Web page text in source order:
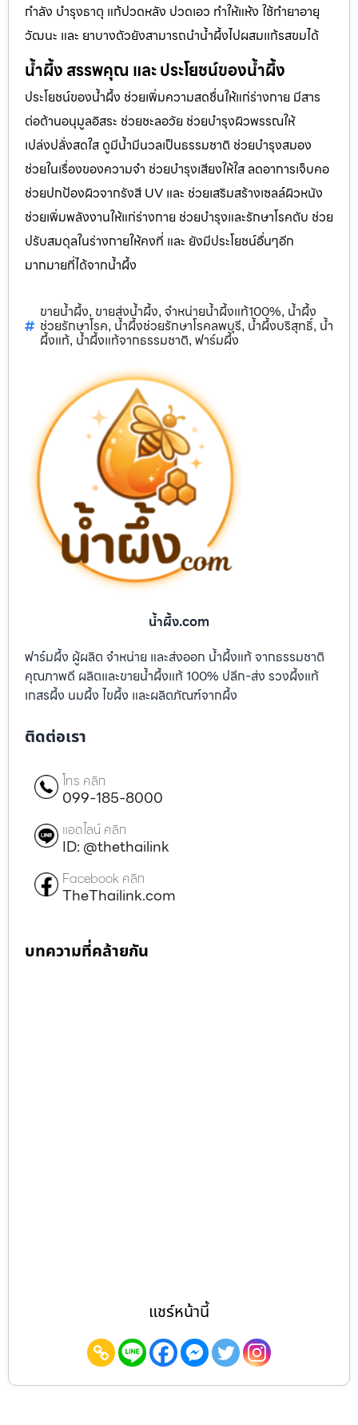
กำลัง บำรุงธาตุ แก้ปวดหลัง ปวดเอว ทำให้แห้ง ใช้ทำยาอายุ
วัฒนะ และ ยาบางตัวยังสามารถนำน้ำผึ้งไปผสมแก้รสขมได้
น้ำผึ้ง สรรพคุณ และ ประโยชน์ของน้ำผึ้ง
ประโยชน์ของน้ำผึ้ง ช่วยเพิ่มความสดชื่นให้แก่ร่างกาย มีสาร
ต่อต้านอนุมูลอิสระ ช่วยชะลอวัย ช่วยบำรุงผิวพรรณให้
เปล่งปลั่งสดใส ดูมีน้ำมีนวลเป็นธรรมชาติ ช่วยบำรุงสมอง
ช่วยในเรื่องของความจำ ช่วยบำรุงเสียงให้ใส ลดอาการเจ็บคอ
ช่วยปกป้องผิวจากรังสี UV และ ช่วยเสริมสร้างเซลล์ผิวหนัง
ช่วยเพิ่มพลังงานให้แก่ร่างกาย ช่วยบำรุงและรักษาโรคตับ ช่วย
ปรับสมดุลในร่างกายให้คงที่ และ ยังมีประโยชน์อื่นๆอีก
มากมายที่ได้จากน้ำผึ้ง
ขายน้ำผึ้ง, ขายส่งน้ำผึ้ง, จำหน่ายน้ำผึ้งแท้100%, น้ำผึ้ง
ช่วยรักษาโรค, น้ำผึ้งช่วยรักษาโรคลพบุรี, น้ำผึ้งบริสุทธิ์, น้ำ
ผึ้งแท้, น้ำผึ้งแท้จากธรรมชาติ, ฟาร์มผึ้ง
น้ำผึ้ง.com
ฟาร์มผึ้ง ผู้ผลิต จำหน่าย และส่งออก น้ำผึ้งแท้ จากธรรมชาติ
คุณภาพดี ผลิตและขายน้ำผึ้งแท้ 100% ปลีก-ส่ง รวงผึ้งแท้
เกสรผึ้ง นมผึ้ง ไขผึ้ง และผลิตภัณฑ์จากผึ้ง
ติดต่อเรา
โทร คลิก
099-185-8000
แอดไลน์ คลิก
ID: @thethailink
Facebook คลิก
TheThailink.com
บทความที่คล้ายกัน
แชร์หน้านี้